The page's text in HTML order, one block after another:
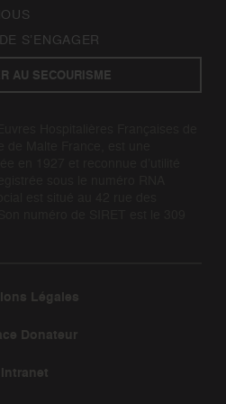
S’ENGAGER
AU SECOURISME
Légales
Donateur
Intranet